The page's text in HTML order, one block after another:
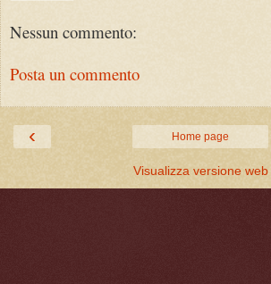
Nessun commento:
Posta un commento
‹ Home page
Visualizza versione web